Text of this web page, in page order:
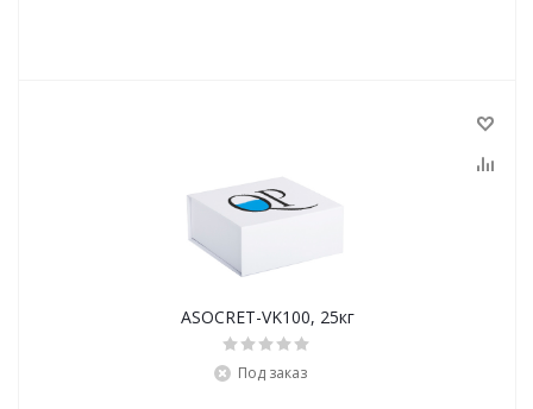
ASOCRET-VK100, 25кг
Под заказ